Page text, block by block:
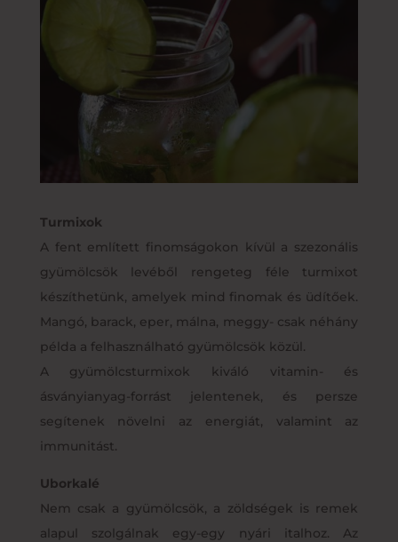
Turmixok
A fent említett finomságokon kívül a szezonális
gyümölcsök levéből rengeteg féle turmixot
készíthetünk, amelyek mind finomak és üdítőek.
Mangó, barack, eper, málna, meggy- csak néhány
példa a felhasználható gyümölcsök közül.
A gyümölcsturmixok kiváló vitamin- és
ásványianyag-forrást jelentenek, és persze
segítenek növelni az energiát, valamint az
immunitást.
Uborkalé
Nem csak a gyümölcsök, a zöldségek is remek
alapul szolgálnak egy-egy nyári italhoz. Az